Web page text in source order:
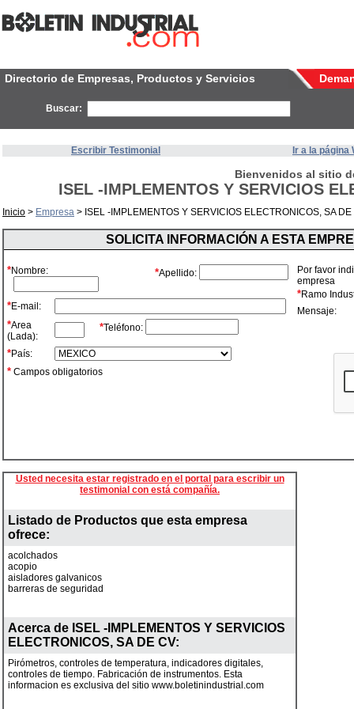
Directorio de Empresas, Productos y Servicios
Buscar:
Escribir Testimonial Ir a la página
Bienvenidos al sitio
ISEL -IMPLEMENTOS Y SERVICIOS
Inicio > Empresa > ISEL -IMPLEMENTOS Y SERVICIOS ELECTRONICOS, SA DE
SOLICITA INFORMACIÓN A ESTA
*Nombre: *Apellido:
*E-mail:
*Area
(Lada):
*Teléfono:
*País:
* Campos obligatorios
Por favor
empresa
*Ramo
Mensaje:
Usted necesita estar registrado en el portal para escribir un
testimonial con está compañía.
Listado de Productos que esta empresa
ofrece:
acolchados
acopio
aisladores galvanicos
barreras de seguridad
Acerca de ISEL -IMPLEMENTOS Y SERVICIOS
ELECTRONICOS, SA DE CV:
Pirómetros, controles de temperatura, indicadores digitales,
controles de tiempo. Fabricación de instrumentos. Esta
informacion es exclusiva del sitio www.boletinindustrial.com